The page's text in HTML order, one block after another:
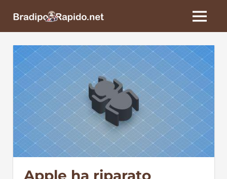
BradipoRapido.net
MENU
Apple ha riparato